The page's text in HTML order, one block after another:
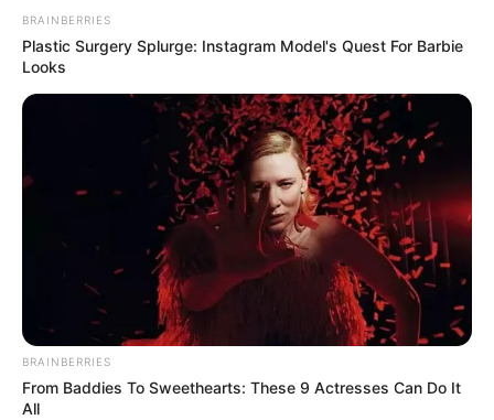
Für
Schokoladenliebha
Geburtstagstorte
May 17, 2024 by Anna_Muller
### Einleitung
BRAINBERRIES
Plastic Surgery Splurge: Instagram Model's Quest For Barbie
Looks
BRAINBERRIES
From Baddies To Sweethearts: These 9 Actresses Can Do It
All